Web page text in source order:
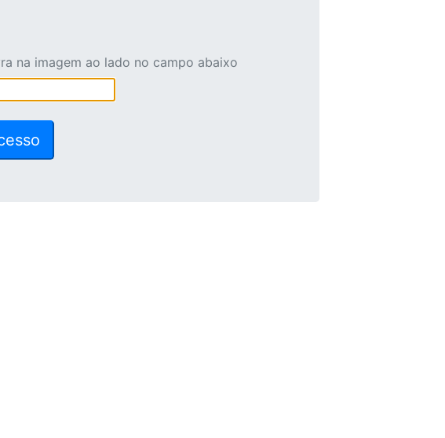
na imagem ao lado no campo abaixo